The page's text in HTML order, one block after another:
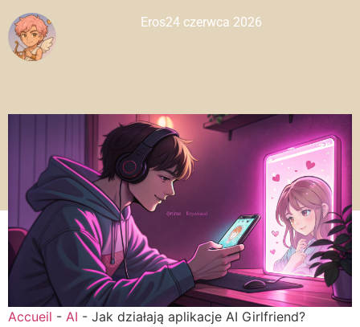
Eros24 czerwca 2026
Accueil - AI - Jak działają aplikacje AI Girlfriend?